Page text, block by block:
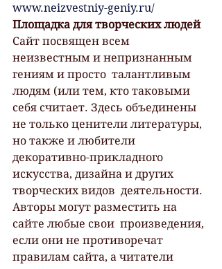
www.neizvestniy-geniy.ru/
Площадка для творческих людей
Сайт посвящен всем
неизвестным и непризнанным
гениям и просто  талантливым
людям (или тем, кто таковыми
себя считает. Здесь объединены
не только ценители литературы,
но также и любители
декоративно-прикладного
искусства, дизайна и других
творческих видов  деятельности.
Авторы могут разместить на
сайте любые свои  произведения,
если они не противоречат
правилам сайта, а читатели